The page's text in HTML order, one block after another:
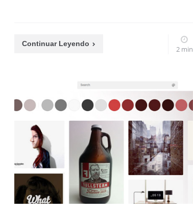
Continuar Leyendo
2 min